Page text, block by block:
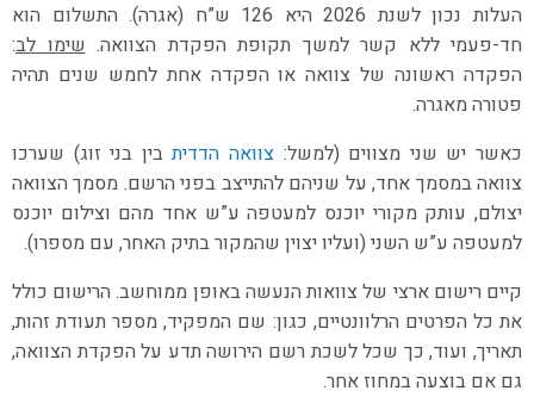
העלות נכון לשנת 2026 היא 126 ש”ח (אגרה). התשלום הוא
חד-פעמי ללא קשר למשך תקופת הפקדת הצוואה.שימו לב:
הפקדה ראשונה של צוואה או הפקדה אחת לחמש שנים תהיה
פטורה מאגרה.
כאשר יש שני מצווים (למשל: צוואה הדדיתבין בני זוג) שערכו
צוואה במסמך אחד, על שניהם להתייצב בפני הרשם. מסמך הצוואה
יצולם, עותק מקורי יוכנס למעטפה ע”ש אחד מהם וצילום יוכנס
למעטפה ע”ש השני (ועליו יצוין שהמקור בתיק האחר, עם מספרו).
קיים רישום ארצי של צוואות הנעשה באופן ממוחשב. הרישום כולל
את כל הפרטים הרלוונטיים, כגון: שם המפקיד, מספר תעודת זהות,
תאריך, ועוד, כך שכל לשכת רשם הירושה תדע על הפקדת הצוואה,
גם אם בוצעה במחוז אחר.